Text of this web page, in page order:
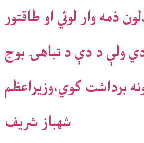
ذمه وار لوئي او طاقتور
ولې د دې د تباهۍ بوج
برداشت کوي،وزيراعظم
شهباز شريف